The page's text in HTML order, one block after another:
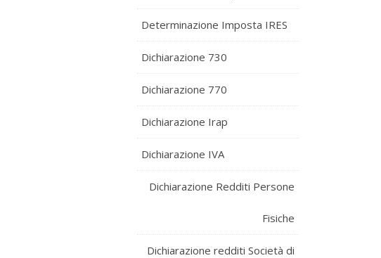
Determinazione Imposta IRES
Dichiarazione 730
Dichiarazione 770
Dichiarazione Irap
Dichiarazione IVA
Dichiarazione Redditi Persone
Fisiche
Dichiarazione redditi Società di